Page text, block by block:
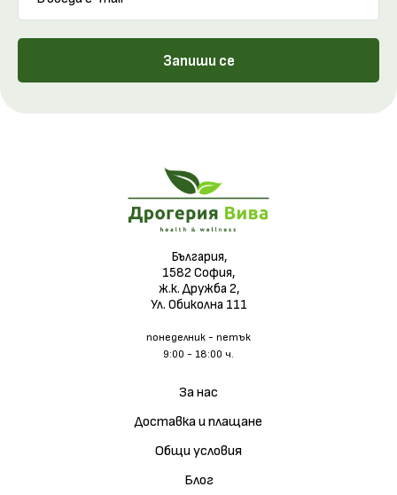
Запиши се
България,
1582 София,
ж.к. Дружба 2,
Ул. Обиколна 111
понеделник - петък
9:00 - 18:00 ч.
За нас
Доставка и плащане
Общи условия
Блог